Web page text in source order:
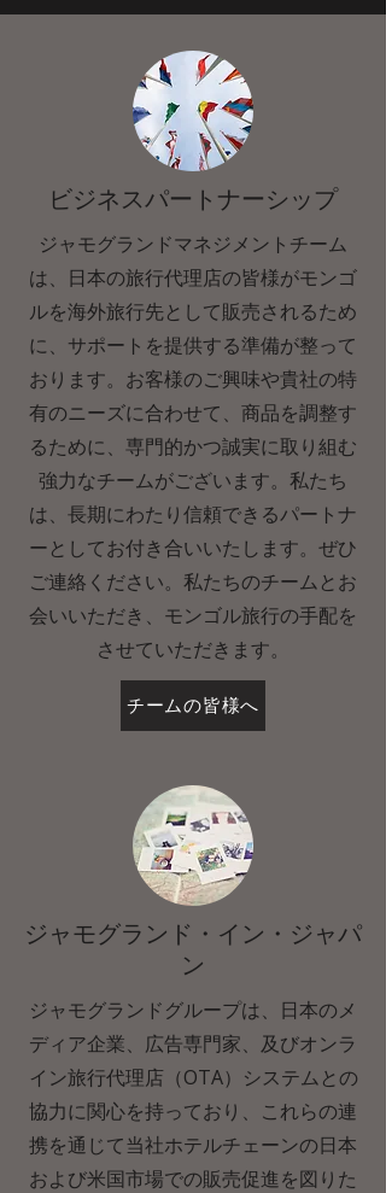
ビジネスパートナーシップ
ジャモグランドマネジメントチーム
は、日本の旅行代理店の皆様がモンゴ
ルを海外旅行先として販売されるため
に、サポートを提供する準備が整って
おります。お客様のご興味や貴社の特
有のニーズに合わせて、商品を調整す
るために、専門的かつ誠実に取り組む
強力なチームがございます。私たち
は、長期にわたり信頼できるパートナ
ーとしてお付き合いいたします。ぜひ
ご連絡ください。私たちのチームとお
会いいただき、モンゴル旅行の手配を
させていただきます。
チームの皆様へ
ジャモグランド・イン・ジャパ
ン
ジャモグランドグループは、日本のメ
ディア企業、広告専門家、及びオンラ
イン旅行代理店（OTA）システムとの
協力に関心を持っており、これらの連
携を通じて当社ホテルチェーンの日本
および米国市場での販売促進を図りた